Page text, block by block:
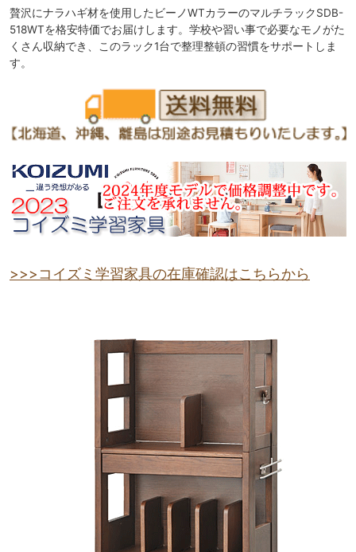
贅沢にナラハギ材を使用したビーノWTカラーのマルチラックSDB-
518WTを格安特価でお届けします。学校や習い事で必要なモノがた
くさん収納でき、このラック1台で整理整頓の習慣をサポートしま
す。
>>>コイズミ学習家具の在庫確認はこちらから